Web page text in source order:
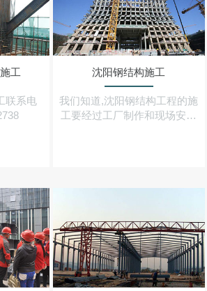
工
联系电
沈阳钢结构施工
我们知道,沈阳钢结构工程的施
工要经过工厂制作和现场安装